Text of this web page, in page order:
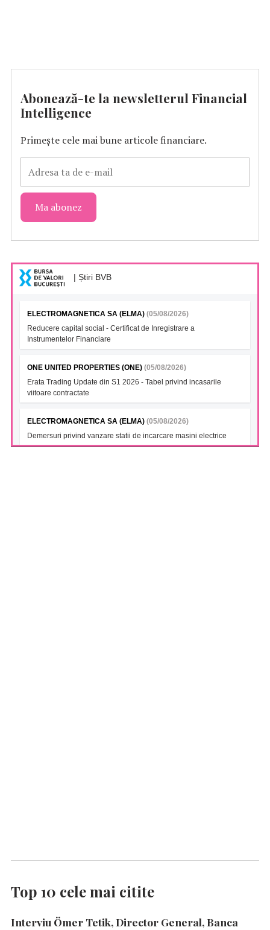
Abonează-te la newsletterul Financial
Intelligence
Primește cele mai bune articole financiare.
| Știri BVB
ELECTROMAGNETICA SA (ELMA) (05/08/2026)
Reducere capital social - Certificat de Inregistrare a
Instrumentelor Financiare
ONE UNITED PROPERTIES (ONE) (05/08/2026)
Erata Trading Update din S1 2026 - Tabel privind incasarile
viitoare contractate
ELECTROMAGNETICA SA (ELMA) (05/08/2026)
Demersuri privind vanzare statii de incarcare masini electrice
Top 10 cele mai citite
Interviu Ömer Tetik, Director General, Banca